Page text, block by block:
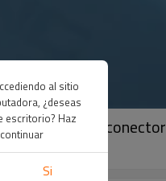
repuesto con conector
al sitio
¿deseas
escritorio? Haz
Si